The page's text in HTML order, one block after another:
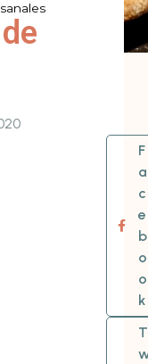
F
a
c
e
b
o
o
k
T